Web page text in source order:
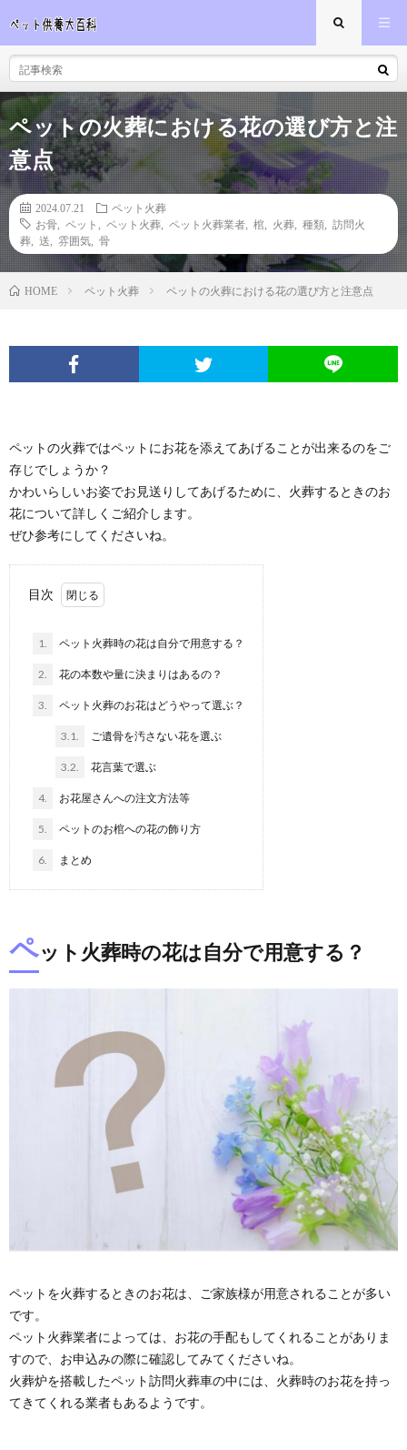
ペットの火葬における花の選び方と注
意点
2024.07.21
ペット火葬
お骨
ペット ペット火葬 ペット火葬業者 棺 火葬 種類
訪問火
葬
送 雰囲気 骨
HOME ペット火葬 ペットの火葬における花の選び方と注意点
ペットの火葬ではペットにお花を添えてあげることが出来るのをご
存じでしょうか？
かわいらしいお姿でお見送りしてあげるために、火葬するときのお
花について詳しくご紹介します。
ぜひ参考にしてくださいね。
目次
1. ペット火葬時の花は自分で用意する？
2. 花の本数や量に決まりはあるの？
3. ペット火葬のお花はどうやって選ぶ？
3.1. ご遺骨を汚さない花を選ぶ
3.2. 花言葉で選ぶ
4. お花屋さんへの注文方法等
5. ペットのお棺への花の飾り方
6. まとめ
ペット火葬時の花は自分で用意する？
ペットを火葬するときのお花は、ご家族様が用意されることが多い
です。
ペット火葬業者によっては、お花の手配もしてくれることがありま
すので、お申込みの際に確認してみてくださいね。
火葬炉を搭載したペット訪問火葬車の中には、火葬時のお花を持っ
てきてくれる業者もあるようです。